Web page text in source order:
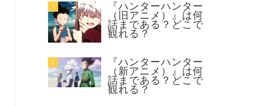
1
『ハンターハンター
（旧アニメ）』は何
話まである？どこで
観れる？
2
『ハンターハンター
（新アニメ）』は何
話まである？どこで
観れる？